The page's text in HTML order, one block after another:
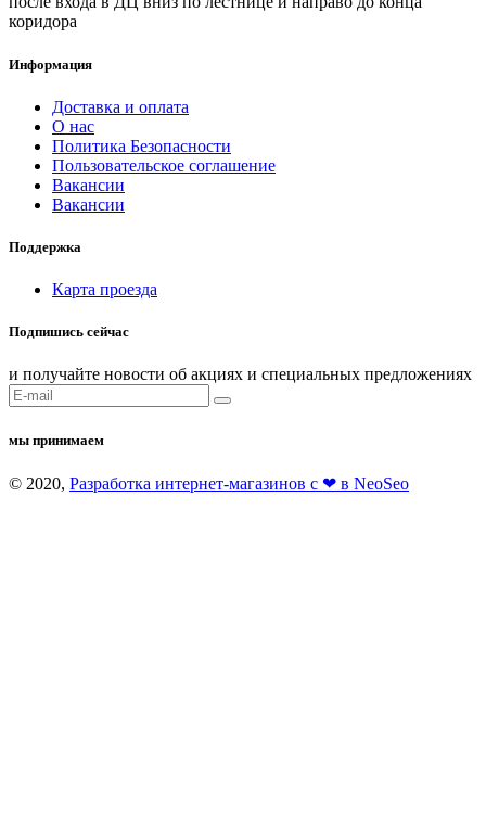
коридора
Информация
Доставка и оплата
О нас
Политика Безопасности
Пользовательское соглашение
Вакансии
Вакансии
Поддержка
Карта проезда
Подпишись сейчас
и получайте новости об акциях и специальных предложениях
мы принимаем
© 2020, Разработка интернет-магазинов с ❤ в NeoSeo